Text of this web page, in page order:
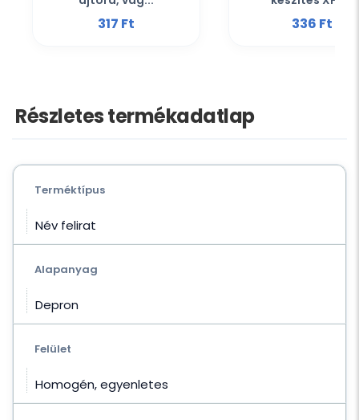
317 Ft‎ 336 Ft‎
Részletes termékadatlap
Terméktípus
Név felirat
Alapanyag
Depron
Felület
Homogén, egyenletes